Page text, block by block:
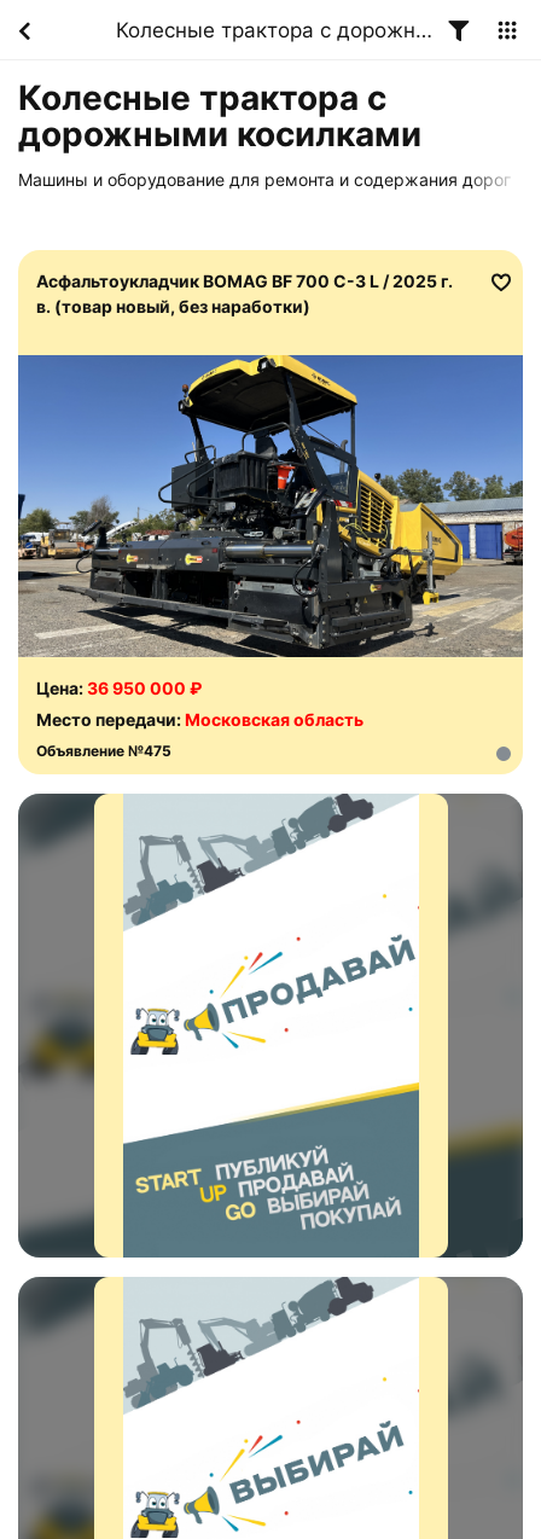
Колесные трактора с дорожными косилками
Колесные трактора с
дорожными косилками
Машины и оборудование для ремонта и содержания дорог
Асфальтоукладчик BOMAG BF 700 C-3 L / 2025 г.
в. (товар новый, без наработки)
Цена:36 950 000 ₽
Место передачи:Московская область
Объявление №475